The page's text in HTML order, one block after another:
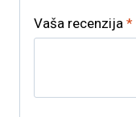
Vaša recenzija *